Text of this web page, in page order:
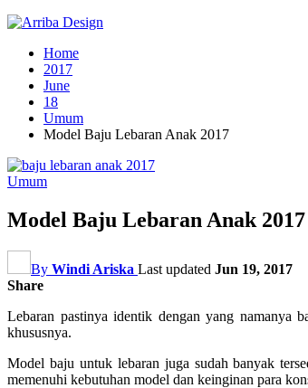
Home
2017
June
18
Umum
Model Baju Lebaran Anak 2017
Umum
Model Baju Lebaran Anak 2017
By Windi Ariska Last updated Jun 19, 2017
Share
Lebaran pastinya identik dengan yang namanya
khususnya.
Model baju untuk lebaran juga sudah banyak
memenuhi kebutuhan model dan keinginan para